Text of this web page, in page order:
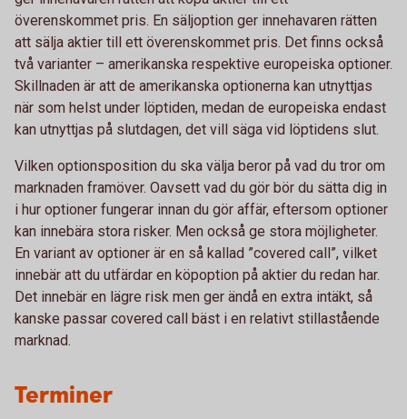
överenskommet pris. En säljoption ger innehavaren rätten
att sälja aktier till ett överenskommet pris. Det finns också
två varianter – amerikanska respektive europeiska optioner.
Skillnaden är att de amerikanska optionerna kan utnyttjas
när som helst under löptiden, medan de europeiska endast
kan utnyttjas på slutdagen, det vill säga vid löptidens slut.
Vilken optionsposition du ska välja beror på vad du tror om
marknaden framöver. Oavsett vad du gör bör du sätta dig in
i hur optioner fungerar innan du gör affär, eftersom optioner
kan innebära stora risker. Men också ge stora möjligheter.
En variant av optioner är en så kallad ”covered call”, vilket
innebär att du utfärdar en köpoption på aktier du redan har.
Det innebär en lägre risk men ger ändå en extra intäkt, så
kanske passar covered call bäst i en relativt stillastående
marknad.
Terminer